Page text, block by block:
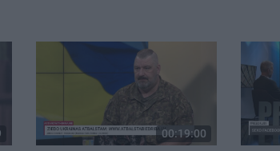
00:19:00